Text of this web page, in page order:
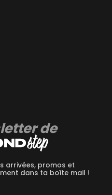
de
arrivées, promos et
dans ta boîte mail !